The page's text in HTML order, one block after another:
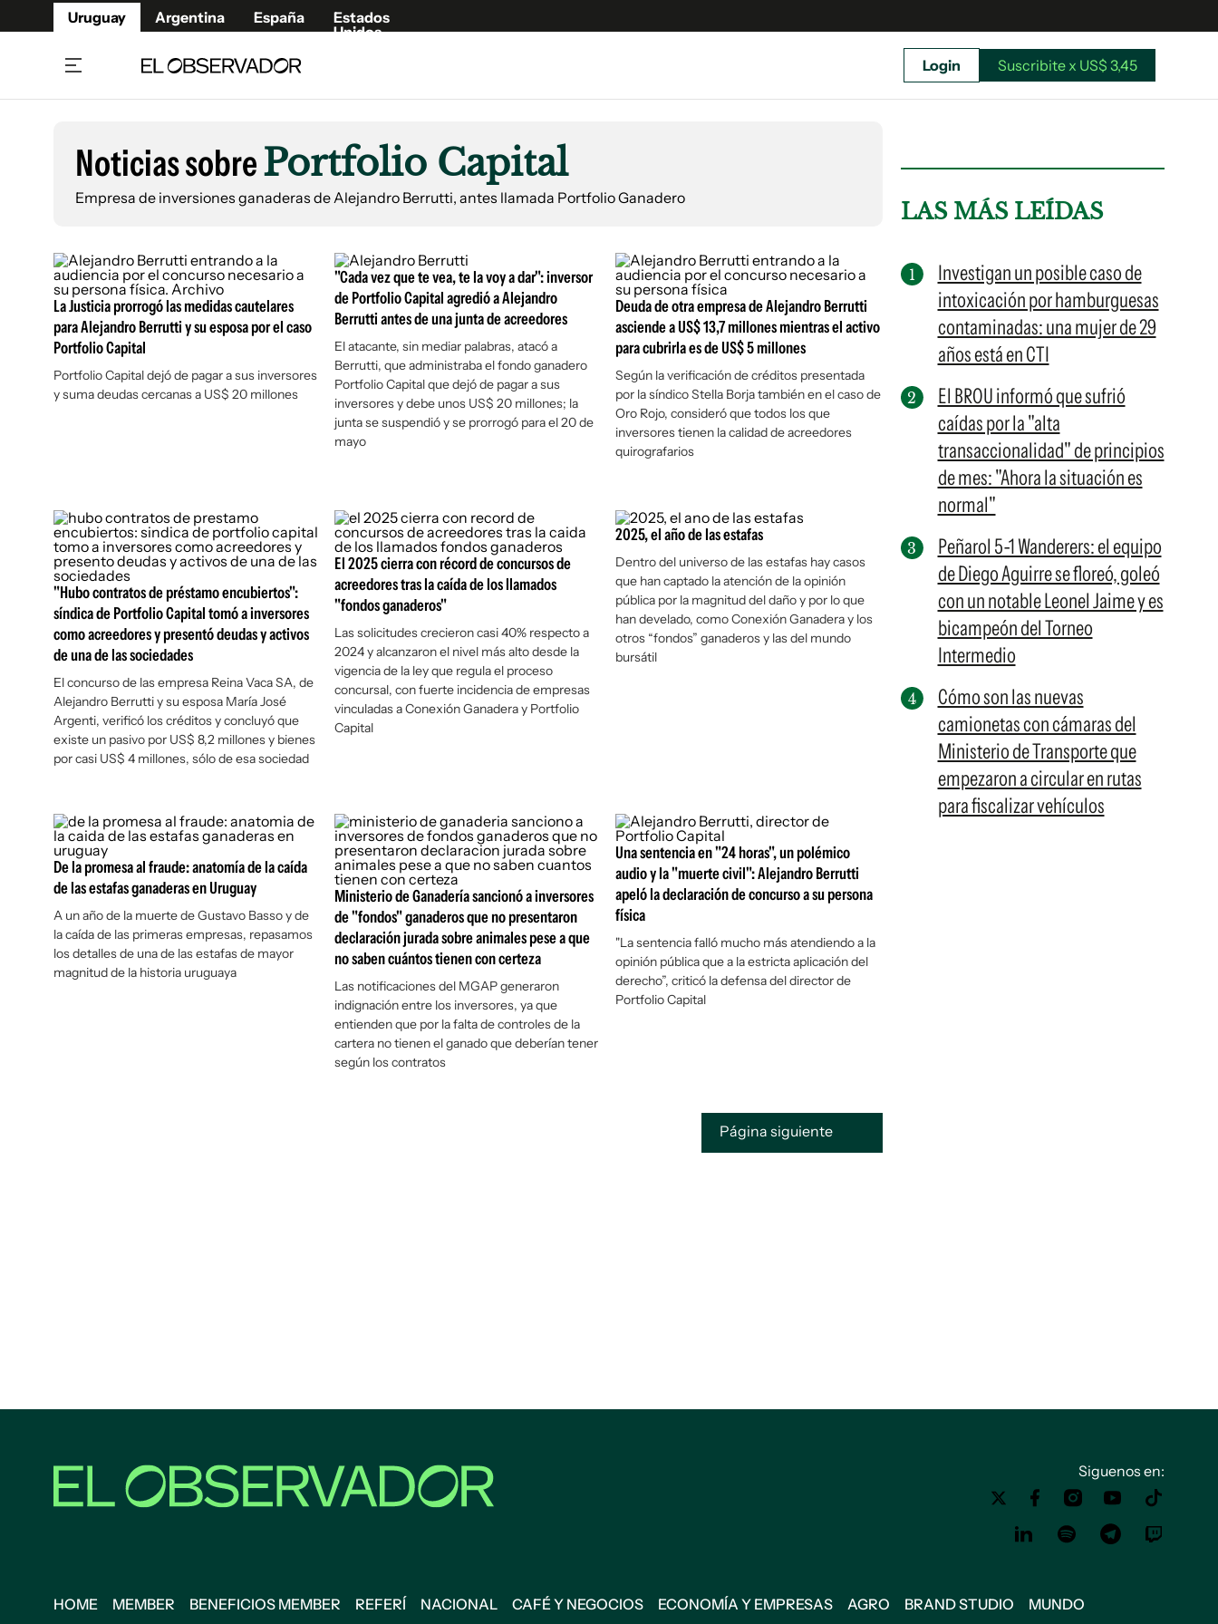
Uruguay Argentina España
Estados
Unidos
Beneficios Member
Referí
Café y Negocios
Economía y Empresas
Agro
Brand Studio
Cultura y Espectáculos
Fúnebres
Remates y Legales
Newsletters
Argentina
Estados Unidos
Suscribite x US$ 3,45
Ahora en:
12°C
Viernes:
Siguenos en:
Login Suscribite x US$ 3,45
Noticias sobrePortfolio Capital
Empresa de inversiones ganaderas de Alejandro Berrutti, antes llamada Portfolio Ganadero
La Justicia prorrogó las medidas cautelares
para Alejandro Berrutti y su esposa por el caso
Portfolio Capital
Portfolio Capital dejó de pagar a sus inversores
y suma deudas cercanas a US$ 20 millones
"Cada vez que te vea, te la voy a dar": inversor
de Portfolio Capital agredió a Alejandro
Berrutti antes de una junta de acreedores
El atacante, sin mediar palabras, atacó a
Berrutti, que administraba el fondo ganadero
Portfolio Capital que dejó de pagar a sus
inversores y debe unos US$ 20 millones; la
junta se suspendió y se prorrogó para el 20 de
mayo
Deuda de otra empresa de Alejandro Berrutti
asciende a US$ 13,7 millones mientras el activo
para cubrirla es de US$ 5 millones
Según la verificación de créditos presentada
por la síndico Stella Borja también en el caso de
Oro Rojo, consideró que todos los que
inversores tienen la calidad de acreedores
quirografarios
"Hubo contratos de préstamo encubiertos":
síndica de Portfolio Capital tomó a inversores
como acreedores y presentó deudas y activos
de una de las sociedades
El concurso de las empresa Reina Vaca SA, de
Alejandro Berrutti y su esposa María José
Argenti, verificó los créditos y concluyó que
existe un pasivo por US$ 8,2 millones y bienes
por casi US$ 4 millones, sólo de esa sociedad
El 2025 cierra con récord de concursos de
acreedores tras la caída de los llamados
"fondos ganaderos"
Las solicitudes crecieron casi 40% respecto a
2024 y alcanzaron el nivel más alto desde la
vigencia de la ley que regula el proceso
concursal, con fuerte incidencia de empresas
vinculadas a Conexión Ganadera y Portfolio
Capital
2025, el año de las estafas
Dentro del universo de las estafas hay casos
que han captado la atención de la opinión
pública por la magnitud del daño y por lo que
han develado, como Conexión Ganadera y los
otros “fondos” ganaderos y las del mundo
bursátil
De la promesa al fraude: anatomía de la caída
de las estafas ganaderas en Uruguay
A un año de la muerte de Gustavo Basso y de
la caída de las primeras empresas, repasamos
los detalles de una de las estafas de mayor
magnitud de la historia uruguaya
Ministerio de Ganadería sancionó a inversores
de "fondos" ganaderos que no presentaron
declaración jurada sobre animales pese a que
no saben cuántos tienen con certeza
Las notificaciones del MGAP generaron
indignación entre los inversores, ya que
entienden que por la falta de controles de la
cartera no tienen el ganado que deberían tener
según los contratos
Una sentencia en "24 horas", un polémico
audio y la "muerte civil": Alejandro Berrutti
apeló la declaración de concurso a su persona
física
"La sentencia falló mucho más atendiendo a la
opinión pública que a la estricta aplicación del
derecho”, criticó la defensa del director de
Portfolio Capital
Página siguiente
LAS MÁS LEÍDAS
Investigan un posible caso de
intoxicación por hamburguesas
contaminadas: una mujer de 29
años está en CTI
El BROU informó que sufrió
caídas por la "alta
transaccionalidad" de principios
de mes: "Ahora la situación es
normal"
Peñarol 5-1 Wanderers: el equipo
de Diego Aguirre se floreó, goleó
con un notable Leonel Jaime y es
bicampeón del Torneo
Intermedio
Cómo son las nuevas
camionetas con cámaras del
Ministerio de Transporte que
empezaron a circular en rutas
para fiscalizar vehículos
Siguenos en:
HOME MEMBER BENEFICIOS MEMBER REFERÍ NACIONAL CAFÉ Y NEGOCIOS ECONOMÍA Y EMPRESAS AGRO BRAND STUDIO MUNDO